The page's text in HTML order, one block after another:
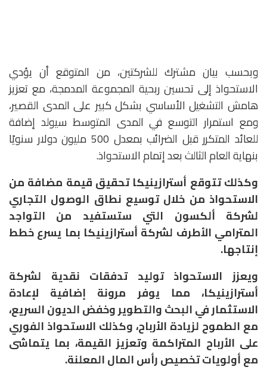
وبحسب بيان مشترك للشركتين، من المتوقع أن يؤدي
الاستحواذ إلى تحسين ربحية المجموعة المدمجة، مع تعزيز
هامش التشغيل الأساسي بشكل كبير على المدى القصير،
ومع استمرار التوسع في المدى المتوسط سيولد إضافة
للعائد المتكرر قبل الضرائب بمعدل 500 مليون دولار سنويًا
بنهاية العام الثالث بعد إتمام الاستحواذ.
وكذلك تتوقع أسترازينيكا تحقيق قيمة مضافة من
الاستحواذ من خلال توسيع نطاق الوصول التجاري
لشركة ألكسون التي ستستفيد من التواجد
المترامي الأطرف لشركة أسترازينيكا بما يسرع خطط
إنتاجها.
ويعزز الاستحواذ توليد تدفقات نقدية لشركة
أسترازينيكا، مما يوفر مرونة إضافية لإعادة
الاستثمار في البحث والتطوير وخفض الديون السريع،
مع الطموح لزيادة الأرباح، وكذلك الاستحواذ الفوري
على الأرباح المتراكمة وتعزيز القيمة، بما يتماشى
مع أولويات تخصيص رأس المال المعلنة.